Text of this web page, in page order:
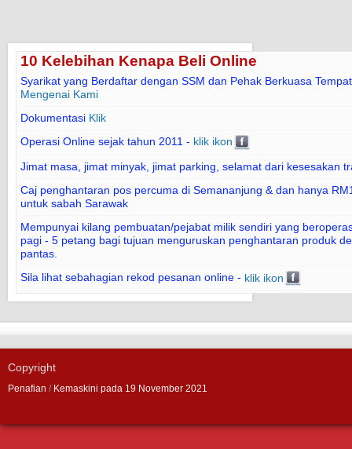
10 Kelebihan Kenapa Beli Online
Syarikat yang Berdaftar dengan SSM dan Pehak Berkuasa
Mengenai Kami
Dokumentasi Klik
Operasi Online sejak tahun 2011 - klik ikon
Jimat masa, jimat minyak, jimat parking, selamat dari kesesakan
Caj penghantaran pos percuma di Semananjung & dan hanya
untuk sabah Sarawak
Mempunyai kilang pembuatan/pejabat milik sendiri yang
pagi - 5 petang bagi tujuan menguruskan penghantaran produk
pantas.
Sila lihat sebahagian rekod pesanan online - klik ikon
Copyright
Penafian / Kemaskini pada 19 November 2021